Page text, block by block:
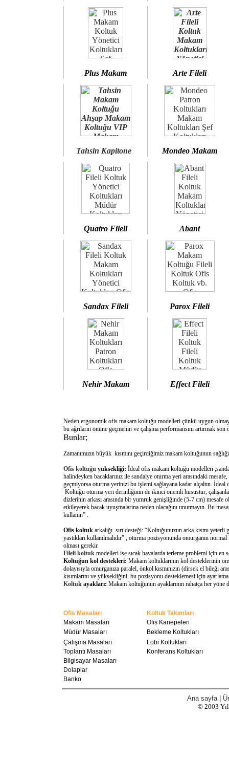
Plus Makam Arte Fileli
Tahsin Kapitone Mondeo Makam
Quatro Fileli Abant
Sandax Fileli Parox Fileli
Nehir Makam Effect Fileli
Neden ergonomik ofis makam koltuğu modelleri çünkü uygun
bu ağrıların önüne geçmenin ve çalışma performansını artırmak
Bunlar;
Zamanımızın büyük kısmını geçirdiğimiz makam koltuğunun
Ofis koltuğu yüksekliği: İdeal ofis makam koltuğu modelleri
halindeyken bacaklarınız ile sandalye oturma yeri arasındaki
geçmiyorsa oturma yerinizi bu işlemi sağlayana kadar alçaltın.
Koltuğu oturma yeri derinliğinin de ikinci önemli husustur,
dizlerinin arkası arasında bir yumruk genişliğinde (5-7 cm) mesafe
etkileyerek bacak uyuşmalarına neden olacağını unutmayın. Bu
kullanın” .
Ofis koltuk arkalığı sırt desteği: “Koltuğunuzun arka kısmı
yastıkları kullanılmalıdır” , oturma pozisyonunda omurganın
olması gerekir.
Fileli koltuk modelleri ise sıcak havalarda terleme problemi için
Koltuğun kol destekleri: Makam koltuklarının kol desteklerinin
dolayısıyla omurganıza paralel, önkol kısmınızın (dirsek el bileği
kısımlarını ve yüksekliğini bu pozisyonu desteklemesi için
Koltuk ayakları: Makam koltuğunun ayaklarının rahatça her
Ofis Masaları
Koltuk Takımları
Makam Masaları
Ofis Kanepeleri
Müdür Masaları
Bekleme Koltukları
Çalışma Masaları
Lobi Koltukları
Toplantı Masaları
Konferans Koltukları
Bilgisayar Masaları
Dolaplar
Banko
Ana sayfa
© 2003